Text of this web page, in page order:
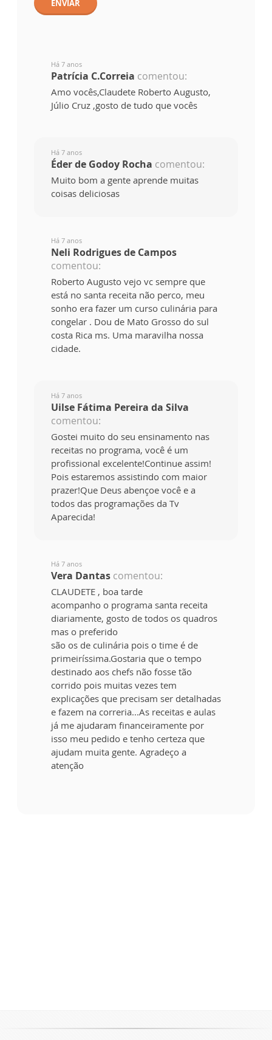
ENVIAR
Há 7 anos
Patrícia C.Correia comentou:
Amo vocês,Claudete Roberto Augusto,
Júlio Cruz ,gosto de tudo que vocês
Há 7 anos
Éder de Godoy Rocha comentou:
Muito bom a gente aprende muitas
coisas deliciosas
Há 7 anos
Neli Rodrigues de Campos
comentou:
Roberto Augusto vejo vc sempre que
está no santa receita não perco, meu
sonho era fazer um curso culinária para
congelar . Dou de Mato Grosso do sul
costa Rica ms. Uma maravilha nossa
cidade.
Há 7 anos
Uilse Fátima Pereira da Silva
comentou:
Gostei muito do seu ensinamento nas
receitas no programa, você é um
profissional excelente!Continue assim!
Pois estaremos assistindo com maior
prazer!Que Deus abençoe você e a
todos das programações da Tv
Aparecida!
Há 7 anos
Vera Dantas comentou:
CLAUDETE , boa tarde
acompanho o programa santa receita
diariamente, gosto de todos os quadros
mas o preferido
são os de culinária pois o time é de
primeiríssima.Gostaria que o tempo
destinado aos chefs não fosse tão
corrido pois muitas vezes tem
explicações que precisam ser detalhadas
e fazem na correria...As receitas e aulas
já me ajudaram financeiramente por
isso meu pedido e tenho certeza que
ajudam muita gente. Agradeço a
atenção